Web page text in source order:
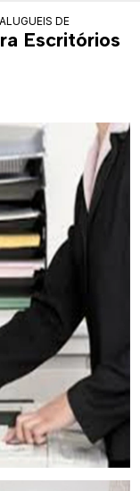
ALUGUEIS DE
Escritórios